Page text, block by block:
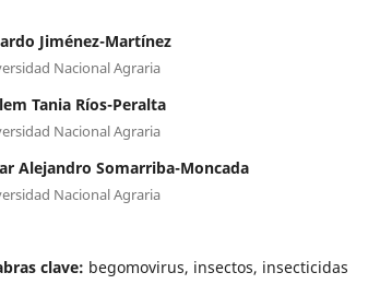
Jiménez-Martínez
Nacional Agraria
Tania Ríos-Peralta
Nacional Agraria
Alejandro Somarriba-Moncada
Nacional Agraria
clave: begomovirus, insectos, insecticidas